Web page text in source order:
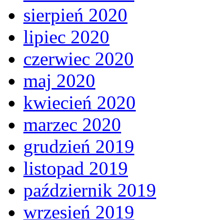
sierpień 2020
lipiec 2020
czerwiec 2020
maj 2020
kwiecień 2020
marzec 2020
grudzień 2019
listopad 2019
październik 2019
wrzesień 2019